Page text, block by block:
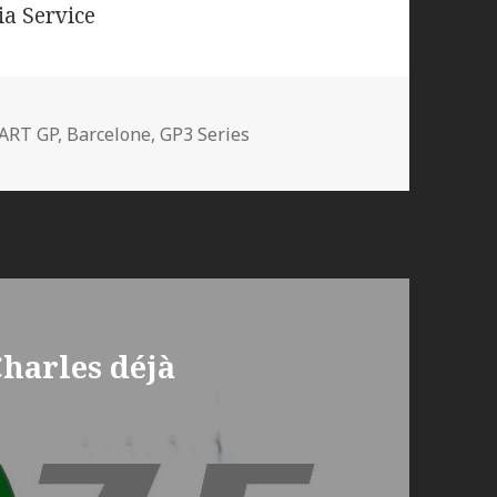
Service
GP, Barcelone,GP3 Series
déjà